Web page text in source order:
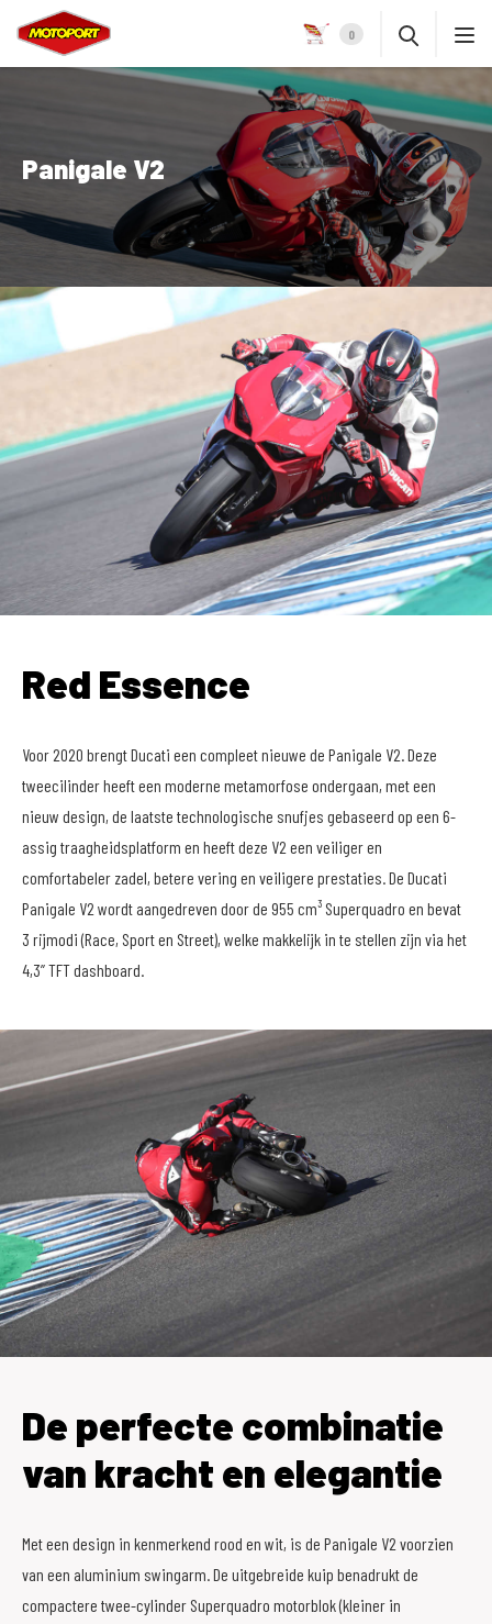
0
Panigale V2
Red Essence
Voor 2020 brengt Ducati een compleet nieuwe de Panigale V2. Deze
tweecilinder heeft een moderne metamorfose ondergaan, met een
nieuw design, de laatste technologische snufjes gebaseerd op een 6-
assig traagheidsplatform en heeft deze V2 een veiliger en
comfortabeler zadel, betere vering en veiligere prestaties. De Ducati
Panigale V2 wordt aangedreven door de 955 cm³ Superquadro en bevat
3 rijmodi (Race, Sport en Street), welke makkelijk in te stellen zijn via het
4,3” TFT dashboard.
De perfecte combinatie
van kracht en elegantie
Met een design in kenmerkend rood en wit, is de Panigale V2 voorzien
van een aluminium swingarm. De uitgebreide kuip benadrukt de
compactere twee-cylinder Superquadro motorblok (kleiner in